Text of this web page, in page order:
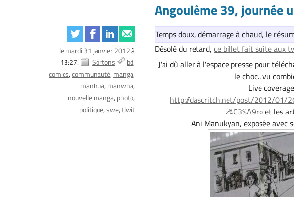
Angoulême 39, journée
le mardi 31 janvier 2012à
13:27.
Sortons
bd
comics communauté manga
manhua manwha
nouvelle manga photo
politique swe tlwit
Temps doux, démarrage à chaud, le
Désolé du retard,ce billet fait suite aux
J'ai dû aller à l'espace presse pour
le choc.. vu
Live
http://dascritch.net/post/2012/01/
z%C3%A9roet les
Ani Manukyan, exposée avec